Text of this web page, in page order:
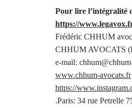
Pour lire l’intégralité
https://
Frédéric CHHUM
CHHUM AVOCATS
e-mail:
www.chhum-avocats.fr
https://
.Paris: 34 rue Petrelle